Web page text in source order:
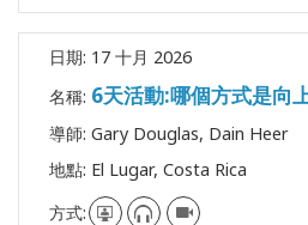
日期: 17 十月 2026
名稱: 6天活動:哪個方式是向
導師: Gary Douglas, Dain Heer
地點: El Lugar, Costa Rica
方式: